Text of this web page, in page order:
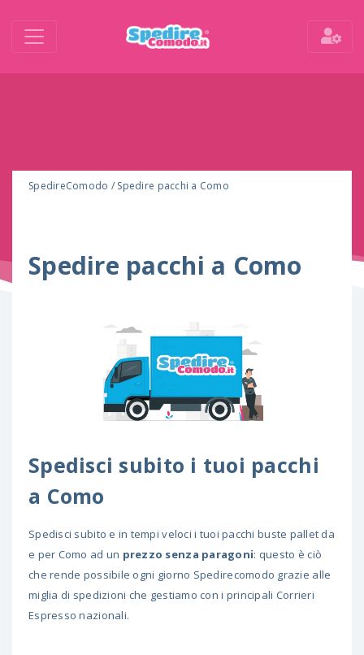
SpedireComodo / Spedire pacchi a Como
Spedire pacchi a Como
Spedisci subito i tuoi pacchi
a Como
Spedisci subito e in tempi veloci i tuoi pacchi buste pallet da
e per Como ad un prezzo senza paragoni: questo è ciò
che rende possibile ogni giorno Spedirecomodo grazie alle
miglia di spedizioni che gestiamo con i principali Corrieri
Espresso nazionali.